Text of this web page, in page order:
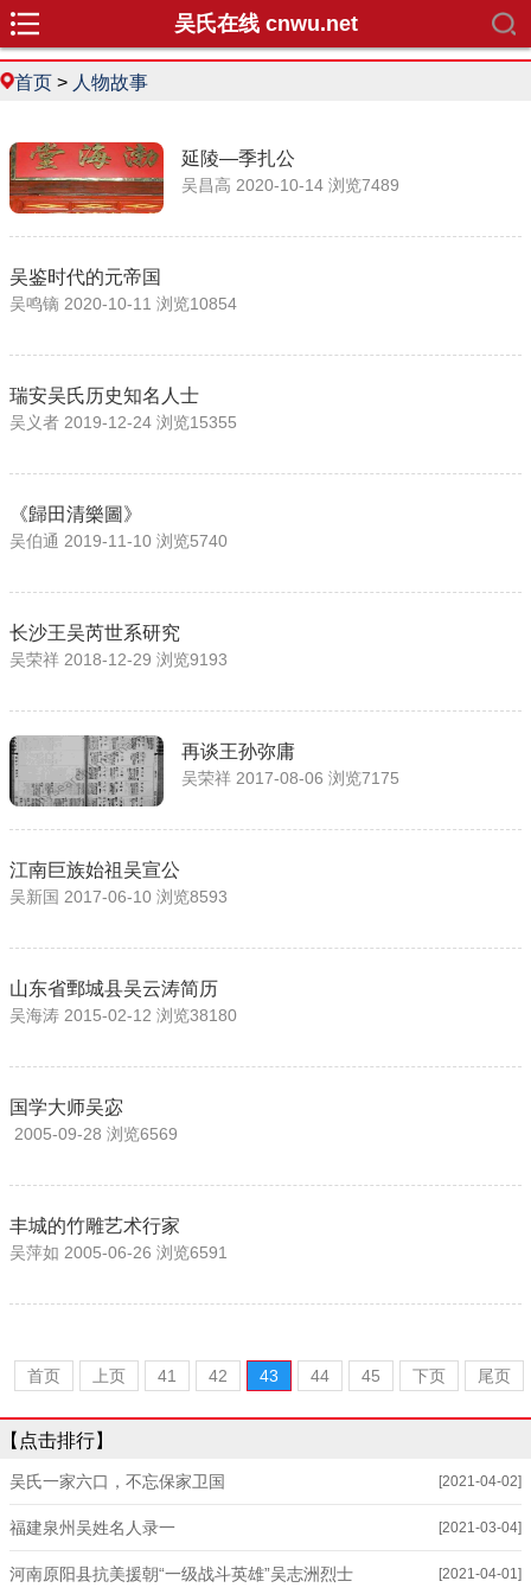
吴氏在线 cnwu.net
首页 > 人物故事
延陵—季扎公
吴昌高 2020-10-14 浏览7489
吴鉴时代的元帝国
吴鸣镝 2020-10-11 浏览10854
瑞安吴氏历史知名人士
吴义者 2019-12-24 浏览15355
《歸田清樂圖》
吴伯通 2019-11-10 浏览5740
长沙王吴芮世系研究
吴荣祥 2018-12-29 浏览9193
再谈王孙弥庸
吴荣祥 2017-08-06 浏览7175
江南巨族始祖吴宣公
吴新国 2017-06-10 浏览8593
山东省鄄城县吴云涛简历
吴海涛 2015-02-12 浏览38180
国学大师吴宓
2005-09-28 浏览6569
丰城的竹雕艺术行家
吴萍如 2005-06-26 浏览6591
首页 上页 41 42 43 44 45 下页 尾页
【点击排行】
[2021-04-02]
吴氏一家六口，不忘保家卫国
[2021-03-04]
福建泉州吴姓名人录一
[2021-04-01]
河南原阳县抗美援朝“一级战斗英雄”吴志洲烈士